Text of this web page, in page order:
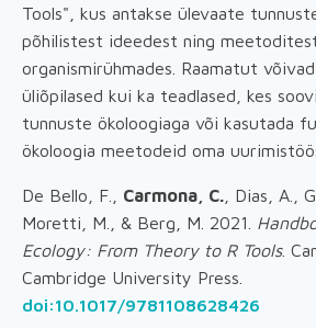
Tools", kus antakse ülevaate
põhilistest ideedest ning
organismirühmades. Raamatut
üliõpilased kui ka teadlased, kes
tunnuste ökoloogiaga või kasutada
ökoloogia meetodeid oma
De Bello, F., Carmona, C. , Dias, A.,
Moretti, M., & Berg, M. 2021.
Ecology: From Theory to R Tools.
Cambridge University Press.
doi:10.1017/9781108628426